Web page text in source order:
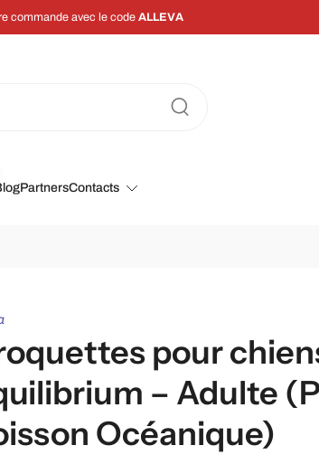
5 % sur chaque commande avec un abonnement
PartnersContacts
pour
– Adulte
Océanique)